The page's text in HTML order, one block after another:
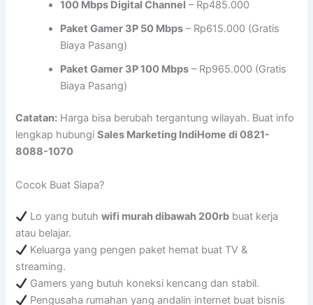
100 Mbps Digital Channel – Rp485.000
Paket Gamer 3P 50 Mbps – Rp615.000 (Gratis
Biaya Pasang)
Paket Gamer 3P 100 Mbps – Rp965.000 (Gratis
Biaya Pasang)
Catatan: Harga bisa berubah tergantung wilayah. Buat info
lengkap hubungiSales Marketing IndiHome di 0821-
8088-1070
Cocok Buat Siapa?
Lo yang butuhwifi murah dibawah 200rb buat kerja
atau belajar.
Keluarga yang pengen paket hemat buat TV &
streaming.
Gamers yang butuh koneksi kencang dan stabil.
Pengusaha rumahan yang andalin internet buat bisnis